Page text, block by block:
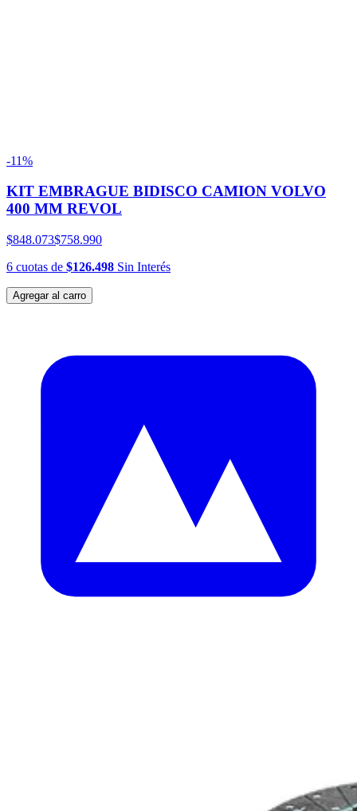
-11%
KIT EMBRAGUE BIDISCO CAMION VOLVO
400 MM REVOL
$848.073$758.990
6 cuotas de $126.498 Sin Interés
Agregar al carro